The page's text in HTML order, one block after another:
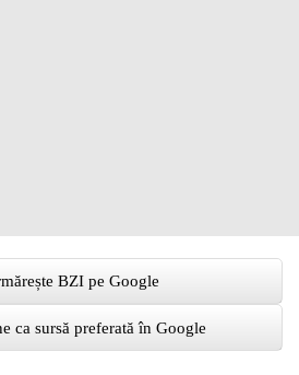
BZI pe Google
ca sursă preferată în Google